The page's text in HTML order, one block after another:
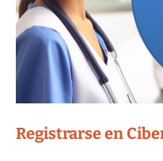
Registrarse en